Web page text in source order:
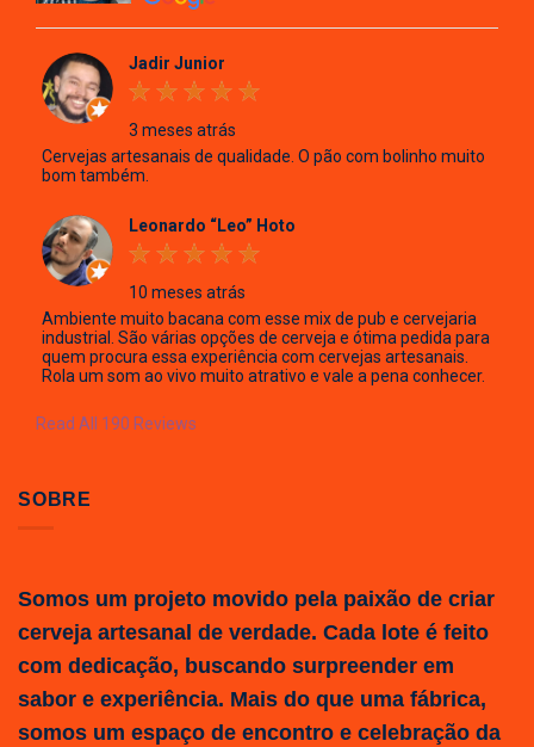
Jadir Junior
3 meses atrás
Cervejas artesanais de qualidade. O pão com bolinho muito
bom também.
Leonardo “Leo” Hoto
10 meses atrás
Ambiente muito bacana com esse mix de pub e cervejaria
industrial. São várias opções de cerveja e ótima pedida para
quem procura essa experiência com cervejas artesanais.
Rola um som ao vivo muito atrativo e vale a pena conhecer.
Read All 190 Reviews
SOBRE
Somos um projeto movido pela paixão de criar
cerveja artesanal de verdade. Cada lote é feito
com dedicação, buscando surpreender em
sabor e experiência. Mais do que uma fábrica,
somos um espaço de encontro e celebração da